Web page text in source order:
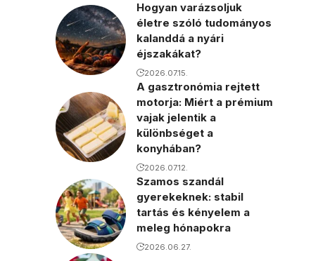
Hogyan varázsoljuk
életre szóló tudományos
kalanddá a nyári
éjszakákat?
2026.07.15.
A gasztronómia rejtett
motorja: Miért a prémium
vajak jelentik a
különbséget a
konyhában?
2026.07.12.
Szamos szandál
gyerekeknek: stabil
tartás és kényelem a
meleg hónapokra
2026.06.27.